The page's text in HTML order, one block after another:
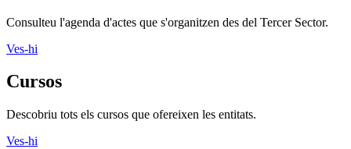
Consulteu l'agenda d'actes que s'organitzen des del Tercer Sector.
Ves-hi
Cursos
Descobriu tots els cursos que ofereixen les entitats.
Ves-hi